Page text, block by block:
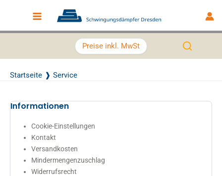
Main Menu
Preise inkl. MwSt
Startseite Service
Informationen
Cookie-Einstellungen
Kontakt
Versandkosten
Mindermengenzuschlag
Widerrufsrecht